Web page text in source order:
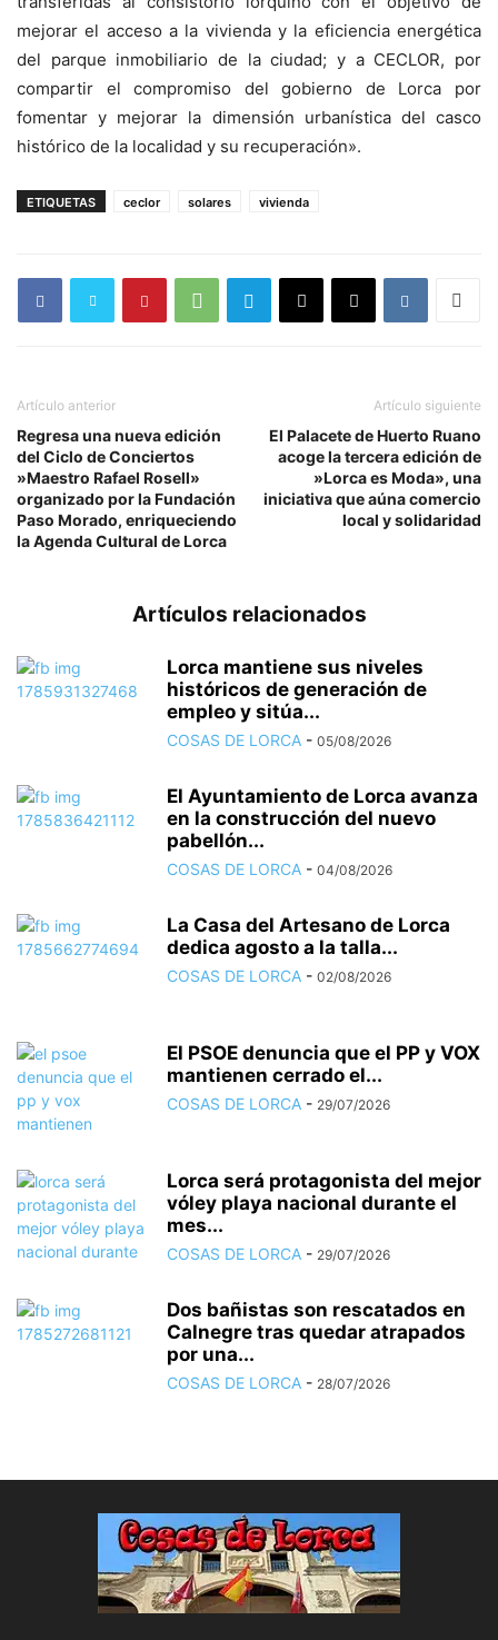
mejorar el acceso a la vivienda y la eficiencia energética
del parque inmobiliario de la ciudad; y a CECLOR, por
compartir el compromiso del gobierno de Lorca por
fomentar y mejorar la dimensión urbanística del casco
histórico de la localidad y su recuperación».
ETIQUETAS ceclor solares vivienda
Artículo anterior
Regresa una nueva edición
del Ciclo de Conciertos
»Maestro Rafael Rosell»
organizado por la Fundación
Paso Morado, enriqueciendo
la Agenda Cultural de Lorca
Artículo siguiente
El Palacete de Huerto Ruano
acoge la tercera edición de
»Lorca es Moda», una
iniciativa que aúna comercio
local y solidaridad
Artículos relacionados
Lorca mantiene sus niveles
históricos de generación de
empleo y sitúa...
COSAS DE LORCA - 05/08/2026
El Ayuntamiento de Lorca avanza
en la construcción del nuevo
pabellón...
COSAS DE LORCA - 04/08/2026
La Casa del Artesano de Lorca
dedica agosto a la talla...
COSAS DE LORCA - 02/08/2026
El PSOE denuncia que el PP y VOX
mantienen cerrado el...
COSAS DE LORCA - 29/07/2026
Lorca será protagonista del mejor
vóley playa nacional durante el
mes...
COSAS DE LORCA - 29/07/2026
Dos bañistas son rescatados en
Calnegre tras quedar atrapados
por una...
COSAS DE LORCA - 28/07/2026